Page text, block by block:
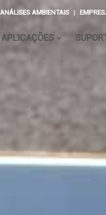
ANÁLISES AMBIENTAIS |
APLICAÇÕES